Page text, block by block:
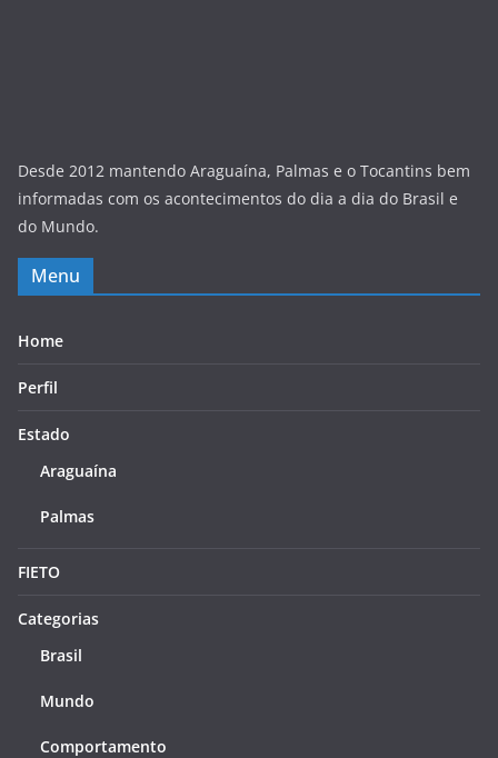
Desde 2012 mantendo Araguaína, Palmas e o Tocantins bem
informadas com os acontecimentos do dia a dia do Brasil e
do Mundo.
Menu
Home
Perfil
Estado
Araguaína
Palmas
FIETO
Categorias
Brasil
Mundo
Comportamento